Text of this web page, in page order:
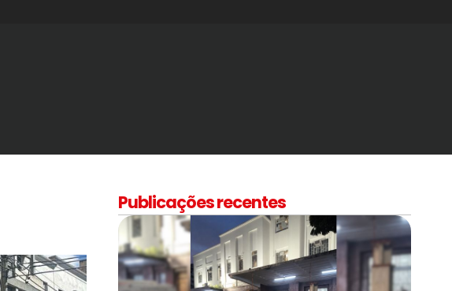
Publicações recentes